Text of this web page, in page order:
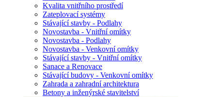
Kvalita vnitřního prostředí
Zateplovací systémy
Stávající stavby - Podlahy
Novostavba - Vnitřní omítky
Novostavba - Podlahy
Novostavba - Venkovní omítky
Stávající stavby - Vnitřní omítky
Sanace a Renovace
Stávající budovy - Venkovní omítky
Zahrada a zahradní architektura
Betony a inženýrské stavitelství